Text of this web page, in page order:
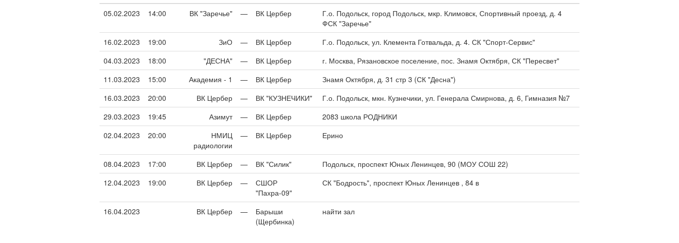
05.02.2023
14:00 ВК "Заречье" — ВК Цербер
Г.о. Подольск, город Подольск, мкр. Климовск, Спортивный проезд, д. 4
ФСК "Заречье"
16.02.2023
19:00 ЗиО — ВК Цербер
Г.о. Подольск, ул. Клемента Готвальда, д. 4. СК "Спорт-Сервис"
04.03.2023
18:00 "ДЕСНА" — ВК Цербер
г. Москва, Рязановское поселение, пос. Знамя Октября, СК "Пересвет"
11.03.2023
15:00 Академия - 1 — ВК Цербер
Знамя Октября, д. 31 стр 3 (СК "Десна")
16.03.2023
20:00 ВК Цербер — ВК "КУЗНЕЧИКИ"
Г.о. Подольск, мкн. Кузнечики, ул. Генерала Смирнова, д. 6, Гимназия №7
29.03.2023
19:45 Азимут — ВК Цербер
2083 школа РОДНИКИ
02.04.2023
20:00
НМИЦ
радиологии
— ВК Цербер Ерино
08.04.2023 17:00 ВК Цербер — ВК "Силик"
Подольск, проспект Юных Ленинцев, 90 (МОУ СОШ 22)
12.04.2023
19:00 ВК Цербер —
СШОР
"Пахра-09"
СК "Бодрость", проспект Юных Ленинцев , 84 в
16.04.2023 ВК Цербер —
Барыши
(Щербинка)
найти зал